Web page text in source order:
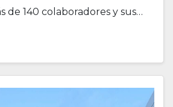
de 140 colaboradores y sus…